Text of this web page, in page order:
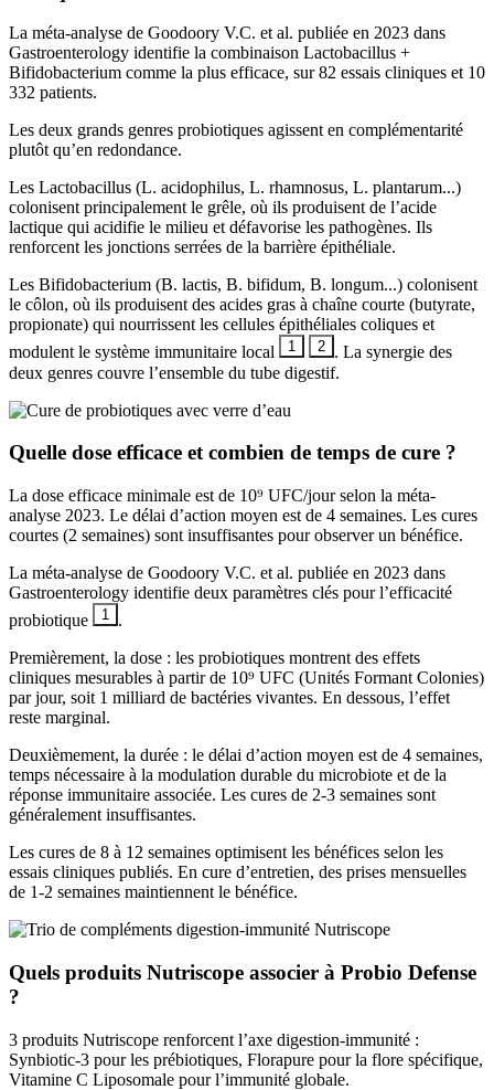
La méta-analyse de Goodoory V.C. et al. publiée en 2023 dans
Gastroenterology identifie la combinaison Lactobacillus +
Bifidobacterium comme la plus efficace, sur 82 essais cliniques et 10
332 patients.
Les deux grands genres probiotiques agissent en complémentarité
plutôt qu’en redondance.
Les Lactobacillus (L. acidophilus, L. rhamnosus, L. plantarum...)
colonisent principalement le grêle, où ils produisent de l’acide
lactique qui acidifie le milieu et défavorise les pathogènes. Ils
renforcent les jonctions serrées de la barrière épithéliale.
Les Bifidobacterium (B. lactis, B. bifidum, B. longum...) colonisent
le côlon, où ils produisent des acides gras à chaîne courte (butyrate,
propionate) qui nourrissent les cellules épithéliales coliques et
modulent le système immunitaire local
1 2 . La synergie des
deux genres couvre l’ensemble du tube digestif.
Quelle dose efficace et combien de temps de cure ?
La dose efficace minimale est de 10⁹ UFC/jour selon la méta-
analyse 2023. Le délai d’action moyen est de 4 semaines. Les cures
courtes (2 semaines) sont insuffisantes pour observer un bénéfice.
La méta-analyse de Goodoory V.C. et al. publiée en 2023 dans
Gastroenterology identifie deux paramètres clés pour l’efficacité
probiotique
1 .
Premièrement, la dose : les probiotiques montrent des effets
cliniques mesurables à partir de 10⁹ UFC (Unités Formant Colonies)
par jour, soit 1 milliard de bactéries vivantes. En dessous, l’effet
reste marginal.
Deuxièmement, la durée : le délai d’action moyen est de 4 semaines,
temps nécessaire à la modulation durable du microbiote et de la
réponse immunitaire associée. Les cures de 2-3 semaines sont
généralement insuffisantes.
Les cures de 8 à 12 semaines optimisent les bénéfices selon les
essais cliniques publiés. En cure d’entretien, des prises mensuelles
de 1-2 semaines maintiennent le bénéfice.
Quels produits Nutriscope associer à Probio Defense
?
3 produits Nutriscope renforcent l’axe digestion-immunité :
Synbiotic-3 pour les prébiotiques, Florapure pour la flore spécifique,
Vitamine C Liposomale pour l’immunité globale.